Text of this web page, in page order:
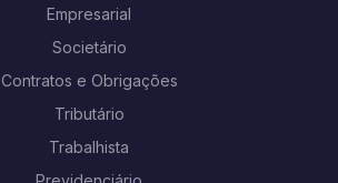
Empresarial
Societário
Contratos e Obrigações
Tributário
Trabalhista